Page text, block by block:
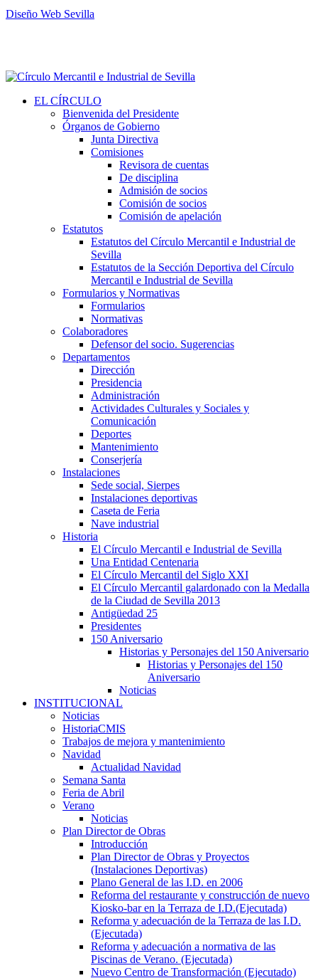
Diseño Web Sevilla
EL CÍRCULO
Bienvenida del Presidente
Órganos de Gobierno
Junta Directiva
Comisiones
Revisora de cuentas
De disciplina
Admisión de socios
Comisión de socios
Comisión de apelación
Estatutos
Estatutos del Círculo Mercantil e Industrial de
Sevilla
Estatutos de la Sección Deportiva del Círculo
Mercantil e Industrial de Sevilla
Formularios y Normativas
Formularios
Normativas
Colaboradores
Defensor del socio. Sugerencias
Departamentos
Dirección
Presidencia
Administración
Actividades Culturales y Sociales y
Comunicación
Deportes
Mantenimiento
Conserjería
Instalaciones
Sede social, Sierpes
Instalaciones deportivas
Caseta de Feria
Nave industrial
Historia
El Círculo Mercantil e Industrial de Sevilla
Una Entidad Centenaria
El Círculo Mercantil del Siglo XXI
El Círculo Mercantil galardonado con la Medalla
de la Ciudad de Sevilla 2013
Antigüedad 25
Presidentes
150 Aniversario
Historias y Personajes del 150 Aniversario
Historias y Personajes del 150
Aniversario
Noticias
INSTITUCIONAL
Noticias
HistoriaCMIS
Trabajos de mejora y mantenimiento
Navidad
Actualidad Navidad
Semana Santa
Feria de Abril
Verano
Noticias
Plan Director de Obras
Introducción
Plan Director de Obras y Proyectos
(Instalaciones Deportivas)
Plano General de las I.D. en 2006
Reforma del restaurante y construcción de nuevo
Kiosko-bar en la Terraza de I.D.(Ejecutada)
Reforma y adecuación de la Terraza de las I.D.
(Ejecutada)
Reforma y adecuación a normativa de las
Piscinas de Verano. (Ejecutada)
Nuevo Centro de Transformación (Ejecutado)